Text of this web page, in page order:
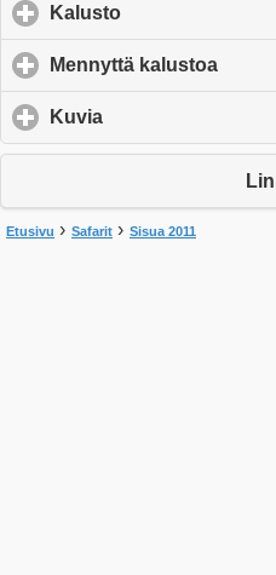
Kalusto
Mennyttä kalustoa
Kuvia
Etusivu › Safarit › Sisua 2011